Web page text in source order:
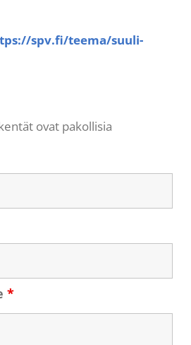
spv.fi/teema/suuli-
ovat pakollisia
*